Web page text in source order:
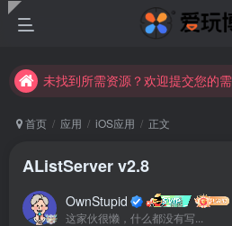
未找到所需资源？欢迎提交您的
未找到所需资源？欢迎提交您的
首页 应用 iOS应用 正文
AListServer v2.8
OwnStupid
这家伙很懒，什么都没有写...